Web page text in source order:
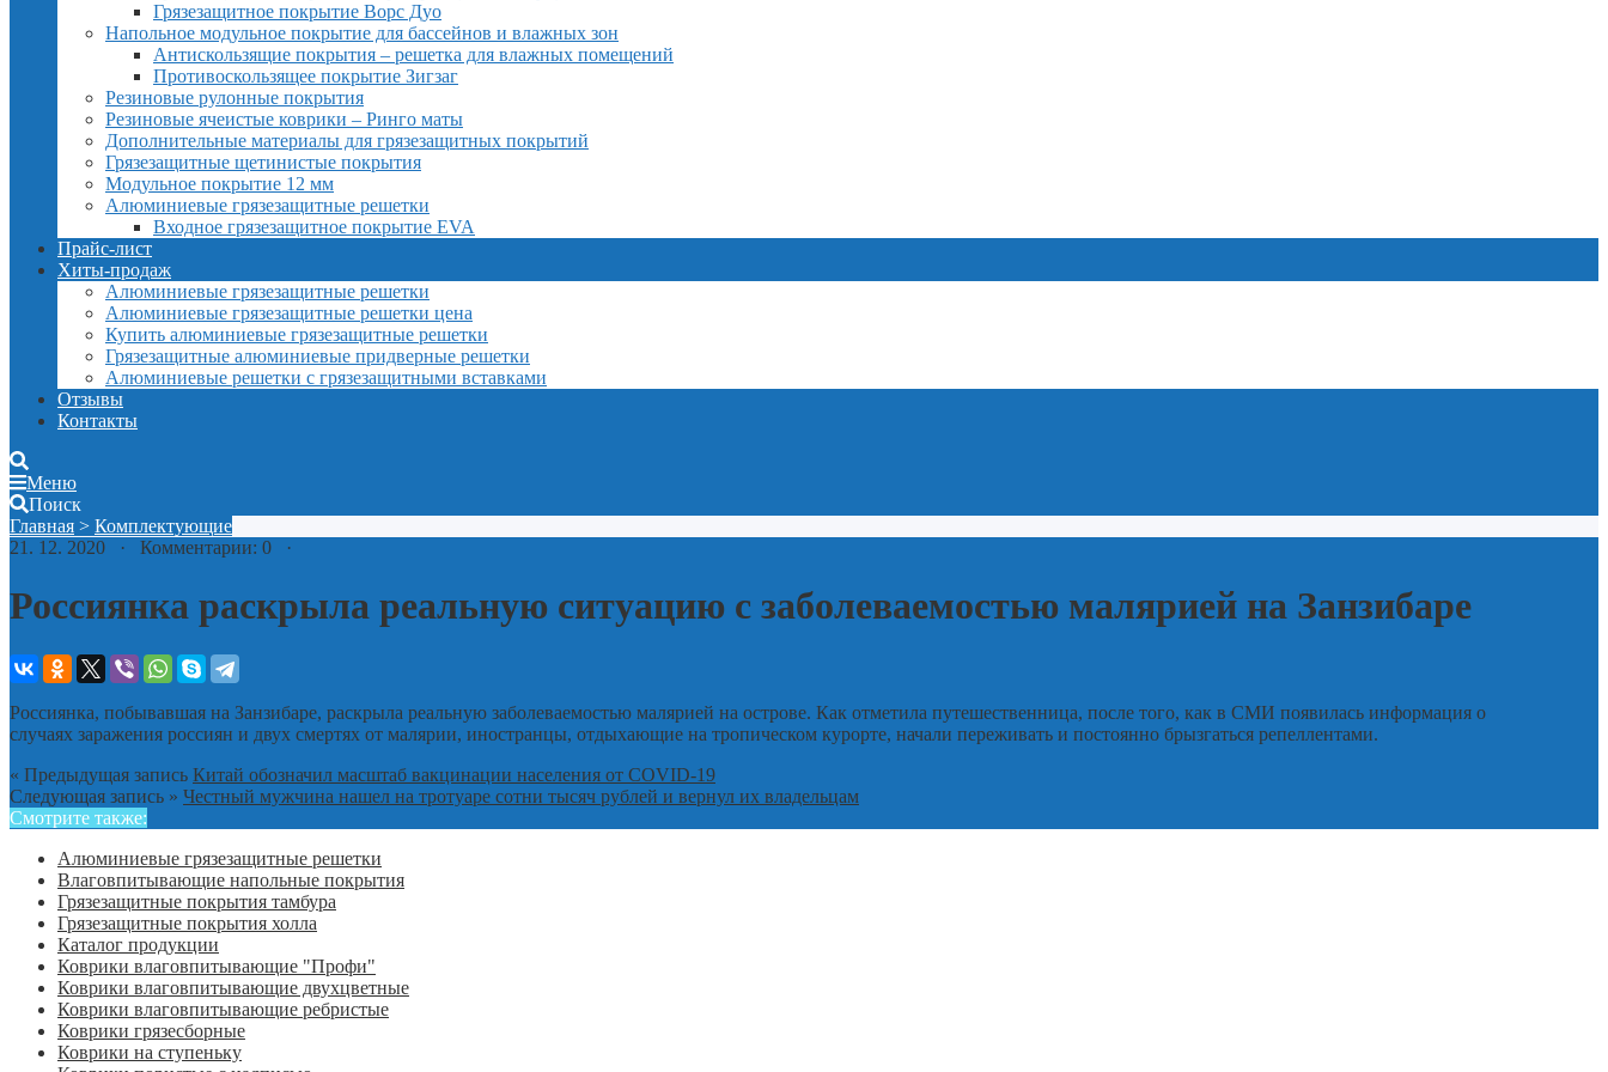
Грязезащитное покрытие Ворс Дуо
Напольное модульное покрытие для бассейнов и влажных зон
Антискользящие покрытия – решетка для влажных помещений
Противоскользящее покрытие Зигзаг
Резиновые рулонные покрытия
Резиновые ячеистые коврики – Ринго маты
Дополнительные материалы для грязезащитных покрытий
Грязезащитные щетинистые покрытия
Модульное покрытие 12 мм
Алюминиевые грязезащитные решетки
Входное грязезащитное покрытие EVA
Прайс-лист
Хиты-продаж
Алюминиевые грязезащитные решетки
Алюминиевые грязезащитные решетки цена
Купить алюминиевые грязезащитные решетки
Грязезащитные алюминиевые придверные решетки
Алюминиевые решетки с грязезащитными вставками
Отзывы
Контакты
Меню
Поиск
Главная > Комплектующие
21. 12. 2020 · Комментарии: 0 ·
Россиянка раскрыла реальную ситуацию с заболеваемостью малярией на Занзибаре
Россиянка, побывавшая на Занзибаре, раскрыла реальную заболеваемостью малярией на острове. Как отметила путешественница, после того, как в СМИ появилась информация о
случаях заражения россиян и двух смертях от малярии, иностранцы, отдыхающие на тропическом курорте, начали переживать и постоянно брызгаться репеллентами.
« Предыдущая запись Китай обозначил масштаб вакцинации населения от COVID-19
Следующая запись » Честный мужчина нашел на тротуаре сотни тысяч рублей и вернул их владельцам
Смотрите также:
Алюминиевые грязезащитные решетки
Влаговпитывающие напольные покрытия
Грязезащитные покрытия тамбура
Грязезащитные покрытия холла
Каталог продукции
Коврики влаговпитывающие "Профи"
Коврики влаговпитывающие двухцветные
Коврики влаговпитывающие ребристые
Коврики грязесборные
Коврики на ступеньку